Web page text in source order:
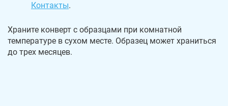
Контакты.
Храните конверт с образцами при комнатной
температуре в сухом месте. Образец может храниться
до трех месяцев.